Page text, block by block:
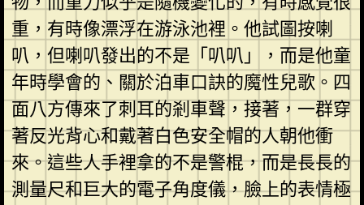
重，有時像漂浮在游泳池裡。他試圖按喇
叭，但喇叭發出的不是「叭叭」，而是他童
年時學會的、關於泊車口訣的魔性兒歌。四
面八方傳來了刺耳的剎車聲，接著，一群穿
著反光背心和戴著白色安全帽的人朝他衝
來。這些人手裡拿的不是警棍，而是長長的
測量尺和巨大的電子角度儀，臉上的表情極